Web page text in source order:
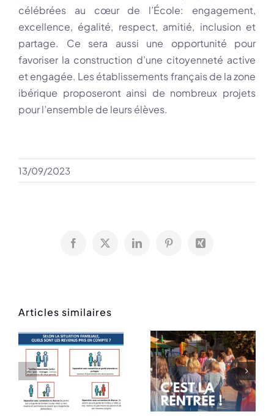
célébrées au cœur de l’École: engagement,
excellence, égalité, respect, amitié, inclusion et
partage. Ce sera aussi une opportunité pour
favoriser la construction d’une citoyenneté active
et engagée. Les établissements français de la zone
ibérique proposeront ainsi de nombreux projets
pour l’ensemble de leurs élèves.
13/09/2023
Facebook
X LinkedInPinterestXing
Articles similaires
Rentrée
des
classes
Message
de rentrée